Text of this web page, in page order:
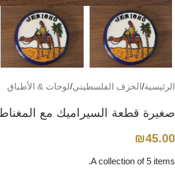
الرئيسية/ الخزف الفلسطيني/لوحات & الأطباق
صغيرة قطعة السيراميك مع
₪45.00
A collection of 5 items.